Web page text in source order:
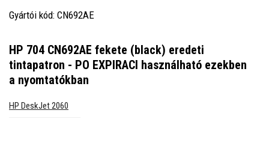
Gyártói kód: CN692AE
HP 704 CN692AE fekete (black) eredeti
tintapatron - PO EXPIRACI használható ezekben
a nyomtatókban
HP DeskJet 2060